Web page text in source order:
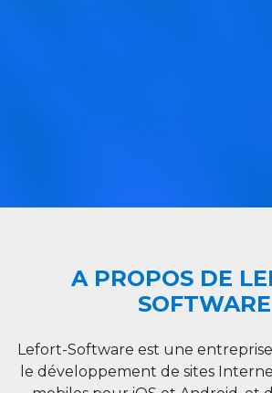
A PROPOS DE
SOFTWARE
Lefort-Software est une
le développement de sites